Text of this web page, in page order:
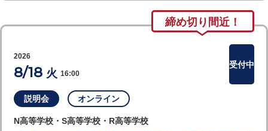
締め切り間近！
説明会 オンライン
N高等学校・S高等学校・R高等学校
2026
8/18 火 16:00
受付中